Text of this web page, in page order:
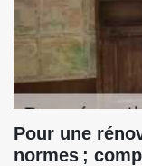
Pour une
normes ;